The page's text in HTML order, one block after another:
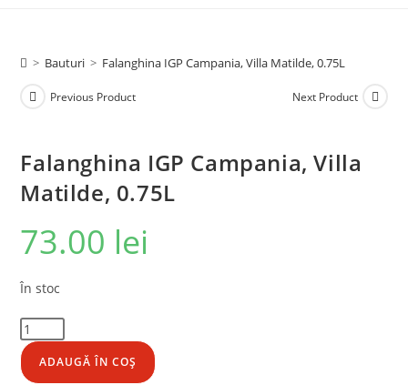
> Bauturi > Falanghina IGP Campania, Villa Matilde, 0.75L
Previous Product Next Product
Falanghina IGP Campania, Villa
Matilde, 0.75L
73.00 lei
În stoc
ADAUGĂ ÎN COȘ